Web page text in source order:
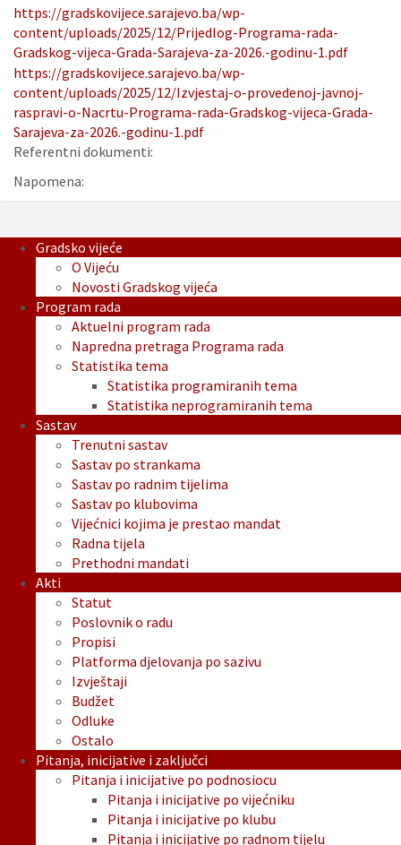
https://gradskovijece.sarajevo.ba/wp-
content/uploads/2025/12/Prijedlog-Programa-rada-
Gradskog-vijeca-Grada-Sarajeva-za-2026.-godinu-1.pdf
https://gradskovijece.sarajevo.ba/wp-
content/uploads/2025/12/Izvjestaj-o-provedenoj-javnoj-
raspravi-o-Nacrtu-Programa-rada-Gradskog-vijeca-Grada-
Sarajeva-za-2026.-godinu-1.pdf
Referentni dokumenti:
Napomena:
Gradsko vijeće
O Vijeću
Novosti Gradskog vijeća
Program rada
Aktuelni program rada
Napredna pretraga Programa rada
Statistika tema
Statistika programiranih tema
Statistika neprogramiranih tema
Sastav
Trenutni sastav
Sastav po strankama
Sastav po radnim tijelima
Sastav po klubovima
Vijećnici kojima je prestao mandat
Radna tijela
Prethodni mandati
Akti
Statut
Poslovnik o radu
Propisi
Platforma djelovanja po sazivu
Izvještaji
Budžet
Odluke
Ostalo
Pitanja, inicijative i zaključci
Pitanja i inicijative po podnosiocu
Pitanja i inicijative po vijećniku
Pitanja i inicijative po klubu
Pitanja i inicijative po radnom tijelu